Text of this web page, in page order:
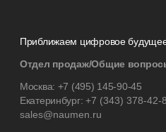
Приближаем цифровое
Отдел продаж/Общие
Москва: +7 (495) 145-90-45
Екатеринбург:+7 (343) 378-42-
sales@naumen.ru